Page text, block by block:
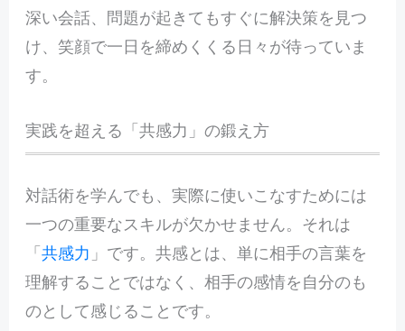
深い会話、問題が起きてもすぐに解決策を見つ
け、笑顔で一日を締めくくる日々が待っていま
す。
実践を超える「共感力」の鍛え方
対話術を学んでも、実際に使いこなすためには
一つの重要なスキルが欠かせません。それは
「共感力 」です。共感とは、単に相手の言葉を
理解することではなく、相手の感情を自分のも
のとして感じることです。